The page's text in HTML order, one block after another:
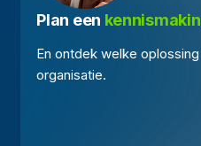
Plan een
En ontdek welke
organisatie.